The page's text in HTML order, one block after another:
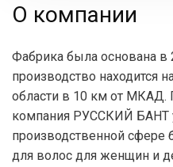
О компании
Фабрика была основана в
производство находится
области в 10 км от МКАД.
компания РУССКИЙ БАНТ
производственной сфере
для волос для женщин и